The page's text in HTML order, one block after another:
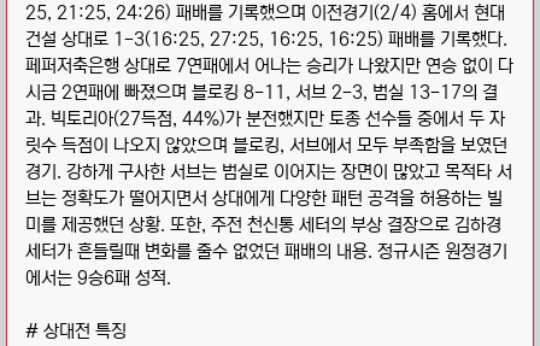
25, 21:25, 24:26) 패배를 기록했으며 이전경기(2/4) 홈에서 현대
건설 상대로 1-3(16:25, 27:25, 16:25, 16:25) 패배를 기록했다.
페퍼저축은행 상대로 7연패에서 어나는 승리가 나왔지만 연승 없이 다
시금 2연패에 빠졌으며 블로킹 8-11, 서브 2-3, 범실 13-17의 결
과. 빅토리아(27득점, 44%)가 분전했지만 토종 선수들 중에서 두 자
릿수 득점이 나오지 않았으며 블로킹, 서브에서 모두 부족함을 보였던
경기. 강하게 구사한 서브는 범실로 이어지는 장면이 많았고 목적타 서
브는 정확도가 떨어지면서 상대에게 다양한 패턴 공격을 허용하는 빌
미를 제공했던 상황. 또한, 주전 천신통 세터의 부상 결장으로 김하경
세터가 흔들릴때 변화를 줄수 없었던 패배의 내용. 정규시즌 원정경기
에서는 9승6패 성적.
# 상대전 특징